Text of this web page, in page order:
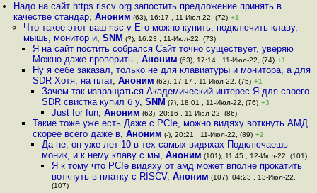
Надо на сайт https riscv org запостить предложение принять в
качестве стандар,Аноним (63), 16:17 , 11-Июл-22, (72) +1
Что такое этот ваш risc-v Его можно купить, подключить клаву,
мышь, монитор и, SNM (?), 16:23 , 11-Июл-22, (73)
Я на сайт постить собрался Сайт точно существует, уверяю
Можно даже проверить , Аноним (63), 17:14 , 11-Июл-22, (74) +1
Ну я себе заказал, только не для клавиатуры и монитора, а для
SDR Хотя, на плат, Аноним (63), 17:17 , 11-Июл-22, (75) +1
Зачем так извращаться Академический интерес Я для своего
SDR свистка купил б у,SNM (?), 18:01 , 11-Июл-22, (76) +3
Just for fun, Аноним (63), 20:16 , 11-Июл-22, (86)
Такие тоже уже есть Даже с PCIe, можно видяху воткнуть АМД
скорее всего даже в, Аноним (-), 20:21 , 11-Июл-22, (89) +2
Да не, он уже лет 10 в тех самых видяхах Подключаешь
моник, и к нему клаву с мы,Аноним (101), 11:45 , 12-Июл-22, (101)
Я к тому что PCIe видяху от амд может вполне прокатить
воткнуть в платку с RISCV, Аноним (107), 04:23 , 13-Июл-22,
(107)